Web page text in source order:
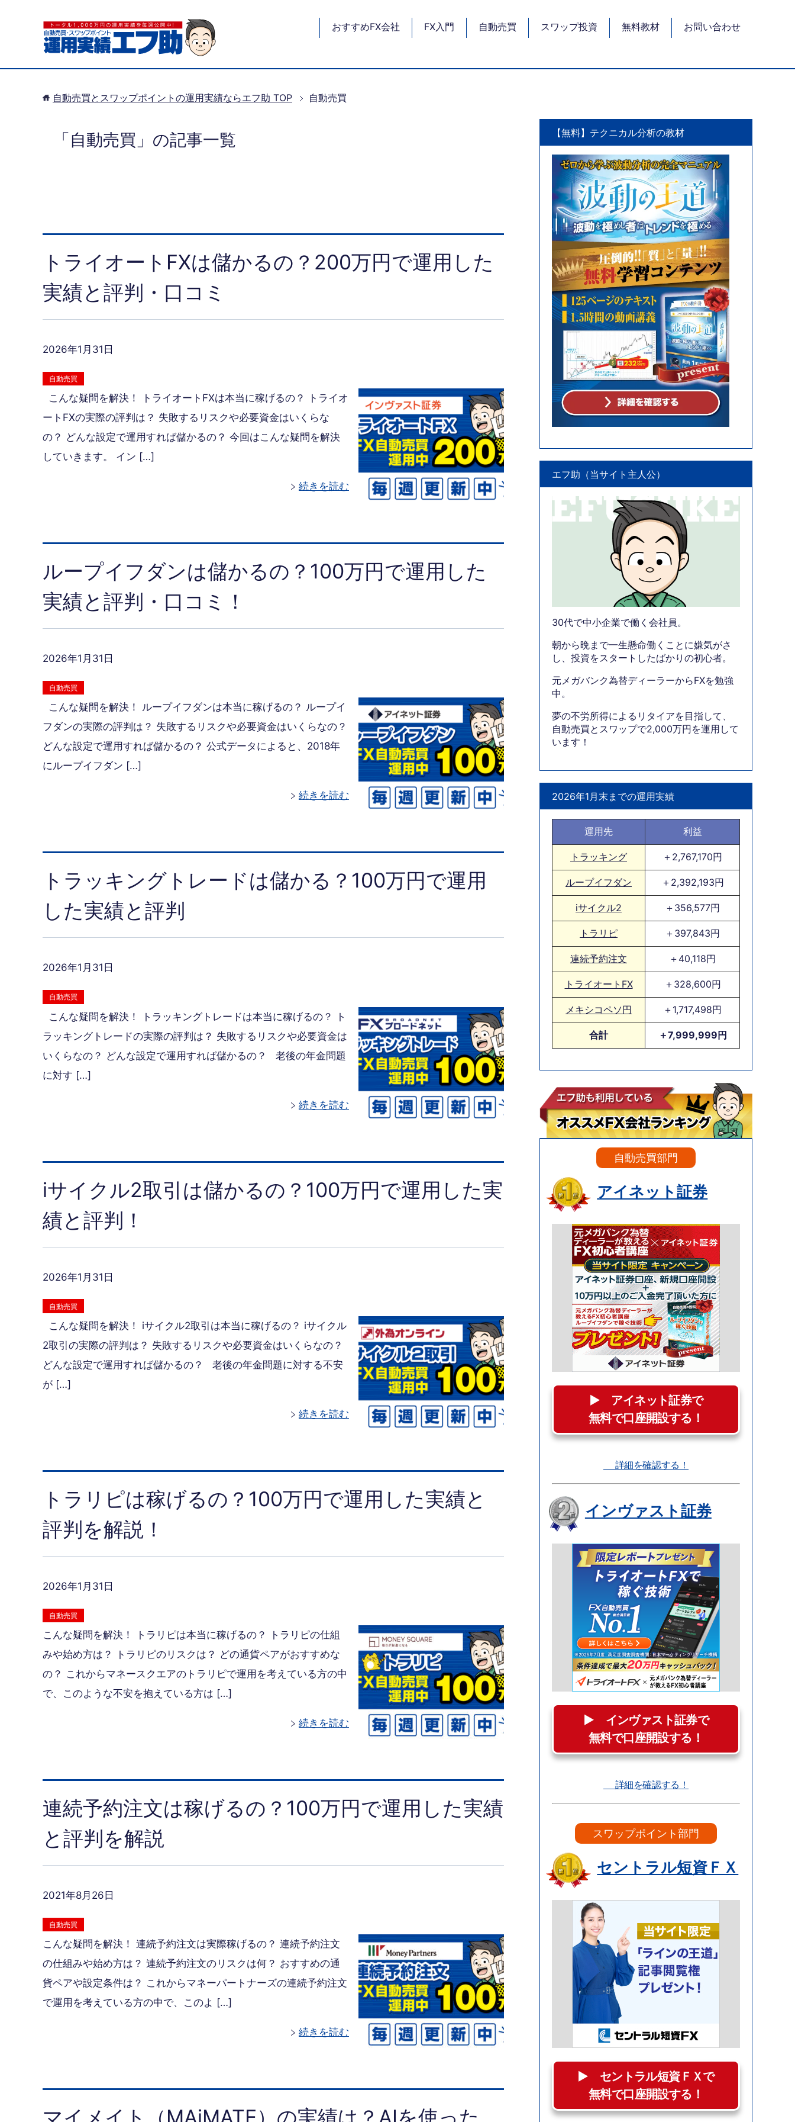
おすすめFX会社 FX入門 自動売買 スワップ投資 無料教材 お問い合わせ
自動売買とスワップポイントの運用実績ならエフ助 TOP 自動売買
「自動売買」の記事一覧
トライオートFXは儲かるの？200万円で運用した
実績と評判・口コミ
2026年1月31日
自動売買
こんな疑問を解決！ トライオートFXは本当に稼げるの？ トライオ
ートFXの実際の評判は？ 失敗するリスクや必要資金はいくらな
の？ どんな設定で運用すれば儲かるの？ 今回はこんな疑問を解決
していきます。 イン […]
続きを読む
ループイフダンは儲かるの？100万円で運用した
実績と評判・口コミ！
2026年1月31日
自動売買
こんな疑問を解決！ ループイフダンは本当に稼げるの？ ループイ
フダンの実際の評判は？ 失敗するリスクや必要資金はいくらなの？
どんな設定で運用すれば儲かるの？ 公式データによると、2018年
にループイフダン […]
続きを読む
トラッキングトレードは儲かる？100万円で運用
した実績と評判
2026年1月31日
自動売買
こんな疑問を解決！ トラッキングトレードは本当に稼げるの？ ト
ラッキングトレードの実際の評判は？ 失敗するリスクや必要資金は
いくらなの？ どんな設定で運用すれば儲かるの？ 老後の年金問題
に対す […]
続きを読む
iサイクル2取引は儲かるの？100万円で運用した実
績と評判！
2026年1月31日
自動売買
こんな疑問を解決！ iサイクル2取引は本当に稼げるの？ iサイクル
2取引の実際の評判は？ 失敗するリスクや必要資金はいくらなの？
どんな設定で運用すれば儲かるの？ 老後の年金問題に対する不安
が […]
続きを読む
トラリピは稼げるの？100万円で運用した実績と
評判を解説！
2026年1月31日
自動売買
こんな疑問を解決！ トラリピは本当に稼げるの？ トラリピの仕組
みや始め方は？ トラリピのリスクは？ どの通貨ペアがおすすめな
の？ これからマネースクエアのトラリピで運用を考えている方の中
で、このような不安を抱えている方は […]
続きを読む
連続予約注文は稼げるの？100万円で運用した実績
と評判を解説
2021年8月26日
自動売買
こんな疑問を解決！ 連続予約注文は実際稼げるの？ 連続予約注文
の仕組みや始め方は？ 連続予約注文のリスクは何？ おすすめの通
貨ペアや設定条件は？ これからマネーパートナーズの連続予約注文
で運用を考えている方の中で、このよ […]
続きを読む
マイメイト（MAiMATE）の実績は？AIを使った
【無料】テクニカル分析の教材
エフ助（当サイト主人公）
30代で中小企業で働く会社員。
朝から晩まで一生懸命働くことに嫌気がさ
し、投資をスタートしたばかりの初心者。
元メガバンク為替ディーラーからFXを勉強
中。
夢の不労所得によるリタイアを目指して、
自動売買とスワップで2,000万円を運用して
います！
2026年1月末までの運用実績
運用先 利益
トラッキング ＋2,767,170円
ループイフダン ＋2,392,193円
iサイクル2 ＋356,577円
トラリピ ＋397,843円
連続予約注文 ＋40,118円
トライオートFX ＋328,600円
メキシコペソ円 ＋1,717,498円
合計 ＋7,999,999円
自動売買部門
アイネット証券
▶︎ アイネット証券で
無料で口座開設する！
詳細を確認する！
インヴァスト証券
▶︎ インヴァスト証券で
無料で口座開設する！
詳細を確認する！
スワップポイント部門
セントラル短資ＦＸ
▶︎ セントラル短資ＦＸで
無料で口座開設する！